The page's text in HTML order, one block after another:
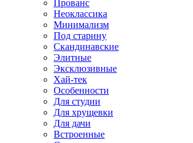
Прованс
Неоклассика
Минимализм
Под старину
Скандинавские
Элитные
Эксклюзивные
Хай-тек
Особенности
Для студии
Для хрущевки
Для дачи
Встроенные